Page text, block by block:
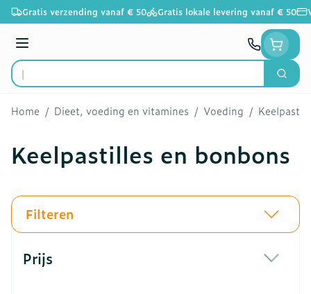
Ga naar de inhoud
Gratis verzending vanaf € 50 Gratis lokale levering vanaf € 50
Menu
Product, merk, categorie...
Zoek
Home / Dieet, voeding en vitamines / Voeding /
Keelpastilles en bonbons
Filteren
Prijs